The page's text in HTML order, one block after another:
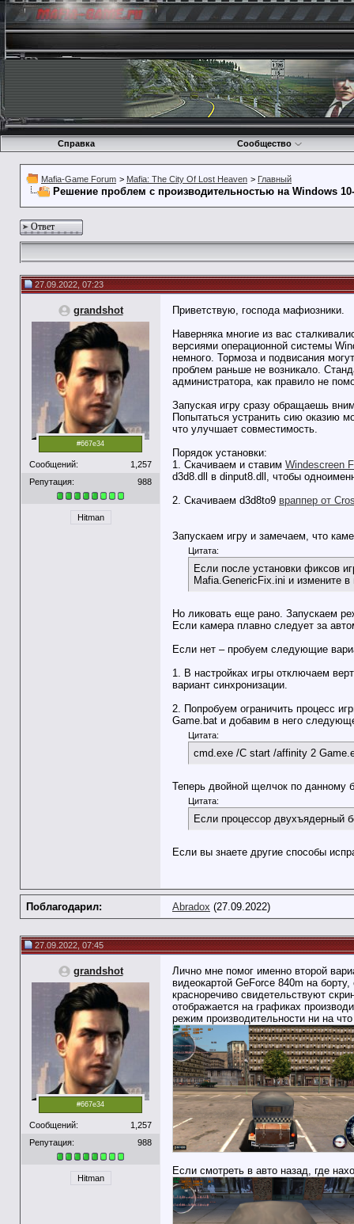
Справка Сообщество
Mafia-Game Forum > Mafia: The City Of Lost Heaven > Главный
Решение проблем с производительностью на Windows
Ответ
27.09.2022, 07:23
grandshot
#667e34
Сообщений:
1,257
Репутация:
988
Hitman
Приветствую, господа мафиозники.
Наверняка многие из вас
версиями операционной системы
немного. Тормоза и подвисания
проблем раньше не возникало.
администратора, как правило не
Запуская игру сразу обращаешь
Попытаться устранить сию оказию
что улучшает совместимость.
Порядок установки:
1. Скачиваем и ставим Windescreen
d3d8.dll в dinput8.dll, чтобы
2. Скачиваем d3d8to9 враппер от
Запускаем игру и замечаем, что
Цитата:
Если после установки фиксов
Mafia.GenericFix.ini и измените
Но ликовать еще рано. Запускаем
Если камера плавно следует за
Если нет – пробуем следующие
1. В настройках игры отключаем
вариант синхронизации.
2. Попробуем ограничить процесс
Game.bat и добавим в него
Цитата:
cmd.exe /C start /affinity 2
Теперь двойной щелчок по данному
Цитата:
Если процессор двухъядерный
Если вы знаете другие способы
Поблагодарил: Abradox (27.09.2022)
27.09.2022, 07:45
grandshot
#667e34
Сообщений:
1,257
Репутация:
988
Hitman
Лично мне помог именно второй
видеокартой GeForce 840m на
красноречиво свидетельствуют
отображается на графиках
режим производительности ни на
Если смотреть в авто назад, где